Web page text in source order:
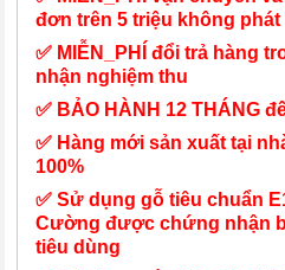
đơn trên 5 triệu không
✅ MIỄN_PHÍ đổi trả hàng
nhận nghiệm thu
✅ BẢO HÀNH 12 THÁNG
✅ Hàng mới sản xuất tại
100%
✅ Sử dụng gỗ tiêu chuẩn
Cường được chứng nhận
tiêu dùng